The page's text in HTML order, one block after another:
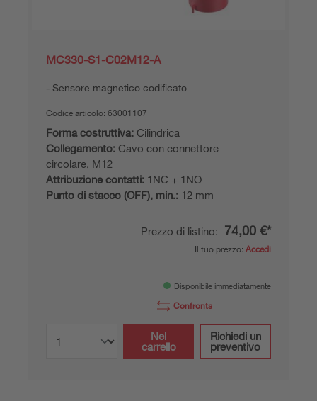
MC330-S1-C02M12-A
Sensore magnetico codificato
Codice articolo: 63001107
Forma costruttiva: Cilindrica
Collegamento: Cavo con connettore
circolare, M12
Attribuzione contatti: 1NC + 1NO
Punto di stacco (OFF), min.: 12 mm
Prezzo di listino: 74,00 €*
Il tuo prezzo: Accedi
Disponibile immediatamente
Confronta
Nel
carrello
Richiedi un
preventivo